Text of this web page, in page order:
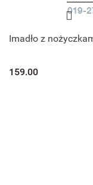
Imadło z
159.00